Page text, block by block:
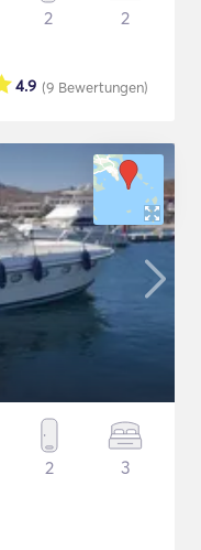
2 2
(9 Bewertungen)
4.9
2 3